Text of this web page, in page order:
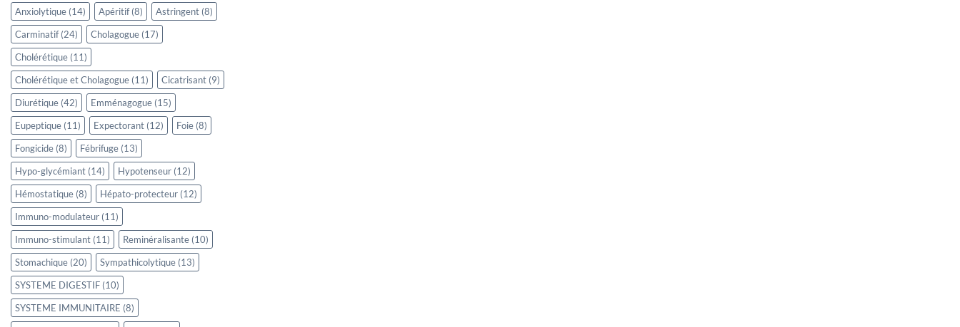
Anxiolytique (14) Apéritif(8) Astringent (8)
Carminatif(24) Cholagogue (17)
Cholérétique (11)
Cholérétique et Cholagogue (11) Cicatrisant (9)
Diurétique (42) Emménagogue (15)
Eupeptique (11) Expectorant (12) Foie (8)
Fongicide (8) Fébrifuge (13)
Hypo-glycémiant (14) Hypotenseur (12)
Hémostatique (8) Hépato-protecteur (12)
Immuno-modulateur (11)
Immuno-stimulant (11) Reminéralisante (10)
Stomachique (20) Sympathicolytique (13)
SYSTEME DIGESTIF (10)
SYSTEME IMMUNITAIRE (8)